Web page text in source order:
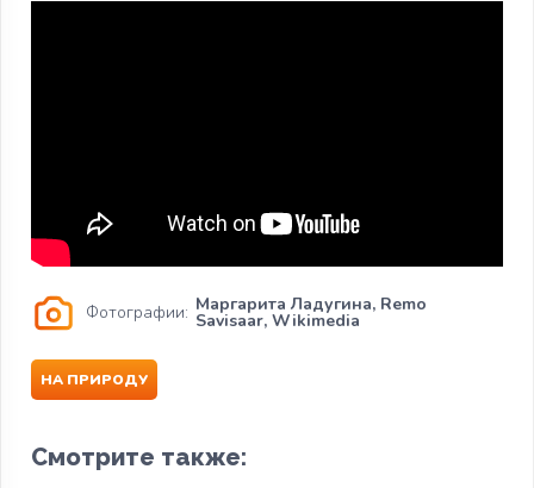
Фотографии: Маргарита Ладугина, Remo
Savisaar, Wikimedia
НА ПРИРОДУ
Смотрите также: